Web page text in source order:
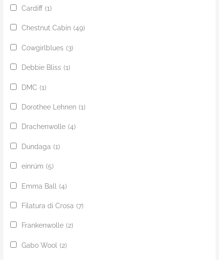
Cardiff (1)
Chestnut Cabin (49)
Cowgirlblues (3)
Debbie Bliss (1)
DMC (1)
Dorothee Lehnen (1)
Drachenwolle (4)
Dundaga (1)
einrúm (5)
Emma Ball (4)
Filatura di Crosa (7)
Frankenwolle (2)
Gabo Wool (2)